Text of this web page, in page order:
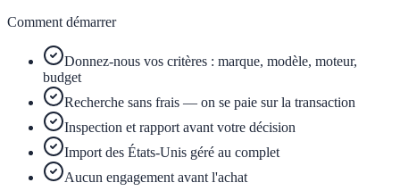
Comment démarrer
Donnez-nous vos critères : marque, modèle, moteur,
budget
Recherche sans frais — on se paie sur la transaction
Inspection et rapport avant votre décision
Import des États-Unis géré au complet
Aucun engagement avant l'achat